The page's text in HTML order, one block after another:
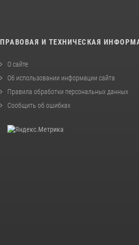
ПРАВОВАЯ И ТЕХНИЧЕСКАЯ
О сайте
Об использовании информации сайта
Правила обработки персональных данных
Сообщить об ошибках